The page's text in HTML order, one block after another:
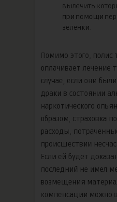
вылечить
при помощи
зеленки.
Помимо этого, полис
оплачивает лечение
случае, если они
драки в состоянии
наркотического
образом, страховка
расходы,
происшествии
Если ей будет
последний не имел
возмещения
компенсации можно